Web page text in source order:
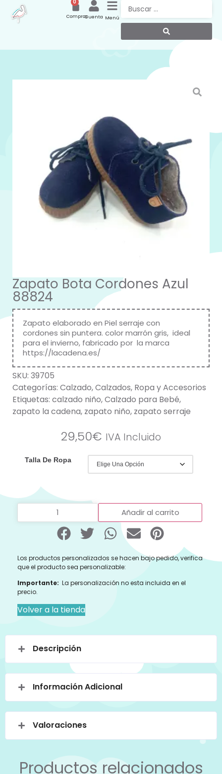
Menú
Cuenta
0
Compras
Zapato Bota Cordones Azul
88824
Zapato elaborado en Piel serraje con
cordones sin puntera. color marrón gris, ideal
para el invierno, fabricado por la marca
https://lacadena.es/
SKU: 39705
Categorías: Calzado,Calzados, Ropa y Accesorios
Etiquetas: calzado niño,Calzado para Bebé,
zapato la cadena, zapato niño, zapato serraje
29,50€ IVA Incluido
Talla De Ropa
Añadir al carrito
Los productos personalizados se hacen bajo pedido, verifica
que el producto sea personalizable:
Importante: La personalización no esta incluida en el
precio.
Volver a la tienda
Descripción
Información Adicional
Valoraciones
Productos relacionados